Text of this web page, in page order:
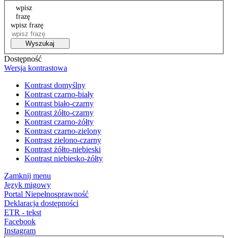
wpisz
frazę
wpisz frazę
Wyszukaj
Dostępność
Wersja kontrastowa
Kontrast domyślny
Kontrast czarno-biały
Kontrast biało-czarny
Kontrast żółto-czarny
Kontrast czarno-żółty
Kontrast czarno-zielony
Kontrast zielono-czarny
Kontrast żółto-niebieski
Kontrast niebiesko-żółty
Zamknij menu
Język migowy
Portal Niepełnosprawność
Deklaracja dostępności
ETR - tekst
Facebook
Instagram